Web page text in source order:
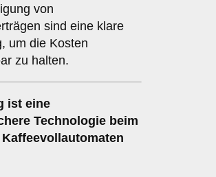
von
sind eine klare
um die Kosten
zu halten.
ist eine
Technologie beim